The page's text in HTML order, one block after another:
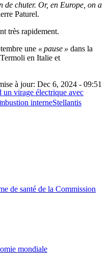
de chuter. Or, en Europe, on a
Paturel.
très rapidement.
une « pause » dans la
en Italie et
virage électrique avec
à jour: Dec 6, 2024 - 09:51
interneStellantis
de santé de la Commission
mondiale